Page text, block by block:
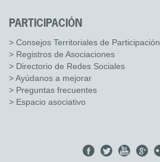
PARTICIPACIÓN
> Consejos Territoriales de Participación
> Registros de Asociaciones
> Directorio de Redes Sociales
> Ayúdanos a mejorar
> Preguntas frecuentes
> Espacio asociativo